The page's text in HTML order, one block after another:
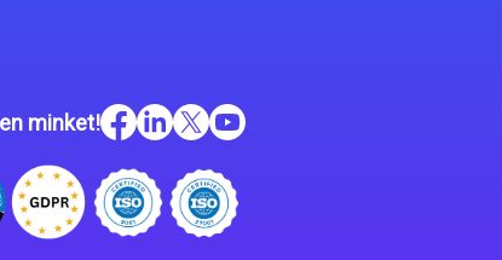
minket!